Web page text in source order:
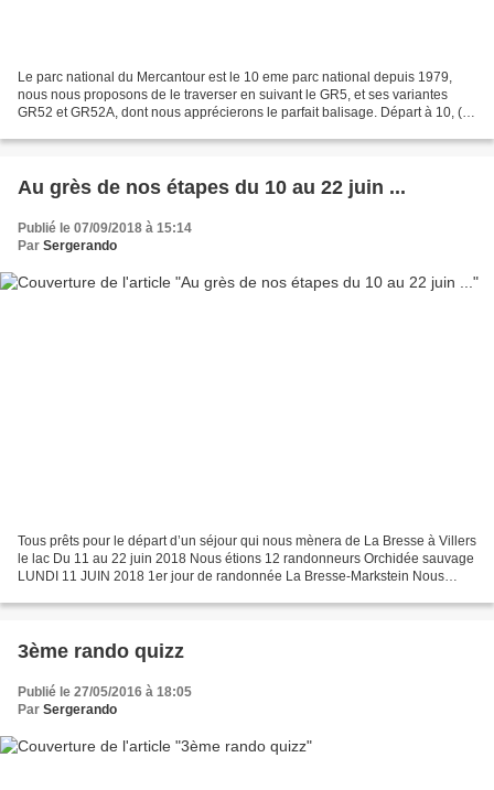
Le parc national du Mercantour est le 10 eme parc national depuis 1979,
nous nous proposons de le traverser en suivant le GR5, et ses variantes
GR52 et GR52A, dont nous apprécierons le parfait balisage. Départ à 10, (5
Au grès de nos étapes du 10 au 22 juin ...
Publié le 07/09/2018 à 15:14
Par Sergerando
Tous prêts pour le départ d’un séjour qui nous mènera de La Bresse à Villers
le lac Du 11 au 22 juin 2018 Nous étions 12 randonneurs Orchidée sauvage
LUNDI 11 JUIN 2018 1er jour de randonnée La Bresse-Markstein Nous
3ème rando quizz
Publié le 27/05/2016 à 18:05
Par Sergerando